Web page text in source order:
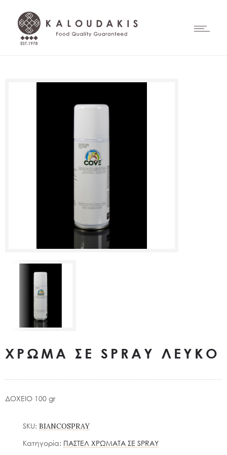
ΧΡΩΜΑ ΣΕ SPRAY ΛΕΥΚΟ
ΔΟΧΕΙΟ 100 gr
SKU: BIANCOSPRAY
Κατηγορία: ΠΑΣΤΕΛ ΧΡΩΜΑΤΑ ΣΕ SPRAY